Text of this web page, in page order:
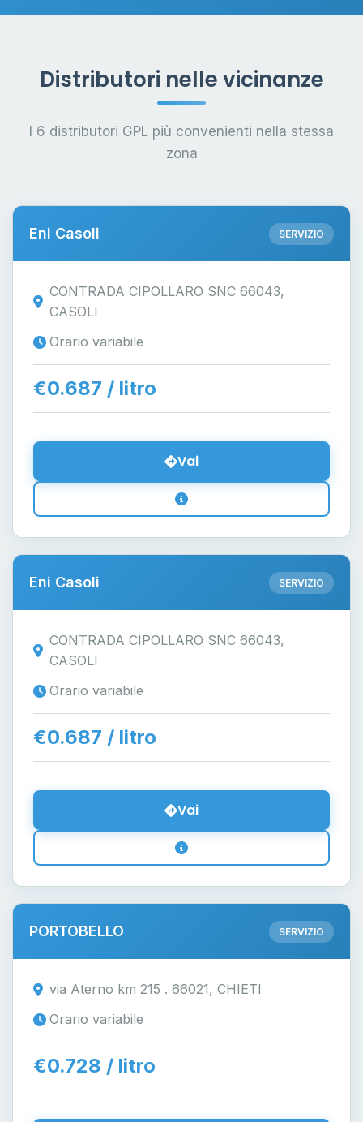
Distributori nelle vicinanze
I 6 distributori GPL più convenienti nella stessa
zona
Eni Casoli SERVIZIO
CONTRADA CIPOLLARO SNC 66043,
CASOLI
Orario variabile
€0.687 / litro
Vai
Eni Casoli SERVIZIO
CONTRADA CIPOLLARO SNC 66043,
CASOLI
Orario variabile
€0.687 / litro
Vai
PORTOBELLO SERVIZIO
via Aterno km 215 . 66021, CHIETI
Orario variabile
€0.728 / litro